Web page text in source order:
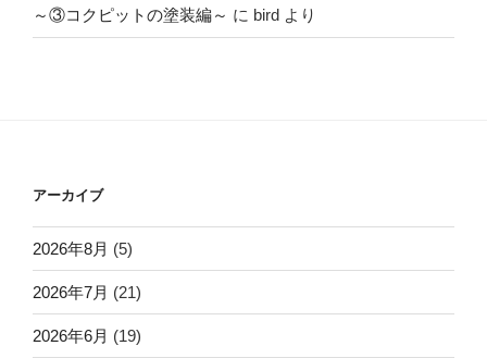
～③コクピットの塗装編～ に bird より
アーカイブ
2026年8月 (5)
2026年7月 (21)
2026年6月 (19)